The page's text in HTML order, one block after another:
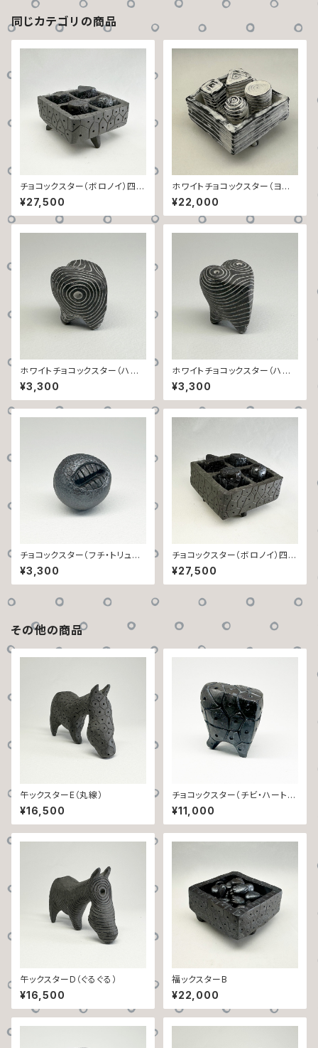
同じカテゴリの商品
チョコックスター（ボロノイ）四人
セット・箱ックスター入り【A】
¥27,500
ホワイトチョコックスター（ヨコ
シマ）四人セット・箱ックスター入
り【A】
¥22,000
ホワイトチョコックスター（ハー
ト・フチックスター・ぐるぐる）A
¥3,300
ホワイトチョコックスター（ハー
ト・フチックスター・ぐるぐる）B
¥3,300
チョコックスター（フチ・トリュフ）
A
¥3,300
チョコックスター（ボロノイ）四人
セット・箱ックスター入り【B】
¥27,500
その他の商品
午ックスターE（丸線）
¥16,500
チョコックスター（チビ・ハート・
ボロノイ）
¥11,000
午ックスターD（ぐるぐる）
¥16,500
福ックスターB
¥22,000